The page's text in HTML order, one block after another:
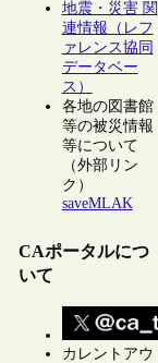
地震・災害 関
連情報（レフ
ァレンス協同
データベー
ス）
各地の図書館
等の被災情報
等について
（外部リン
ク）
saveMLAK
CAポータルにつ
いて
カレントアウ